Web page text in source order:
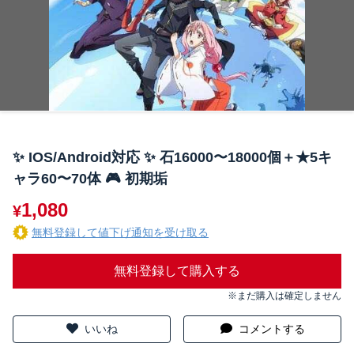
✨ IOS/Android対応 ✨ 石16000〜18000個＋★5キ
ャラ60〜70体 🎮 初期垢
¥1,080
無料登録して値下げ通知を受け取る
無料登録して購入する
※まだ購入は確定しません
いいね コメントする